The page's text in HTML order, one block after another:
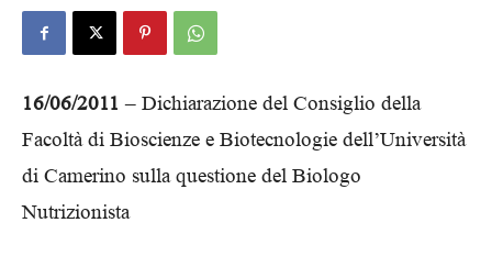
16/06/2011 – Dichiarazione del Consiglio della
Facoltà di Bioscienze e Biotecnologie dell’Università
di Camerino sulla questione del Biologo
Nutrizionista